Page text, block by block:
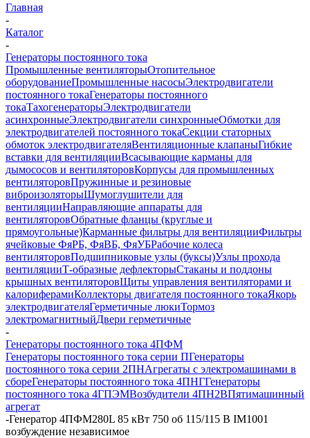
Главная
-
Каталог
-
Генераторы постоянного тока
Промышленные вентиляторыОтопительное
оборудованиеПромышленные насосыЭлектродвигатели
постоянного токаГенераторы постоянного
токаТахогенераторыЭлектродвигатели
асинхронныеЭлектродвигатели синхронныеОбмотки для
электродвигателей постоянного токаСекции статорных
обмоток электродвигателяВентиляционные клапаныГибкие
вставки для вентиляцииВсасывающие карманы для
дымососов и вентиляторовКорпусы для промышленных
вентиляторовПружинные и резиновые
виброизоляторыШумоглушители для
вентиляцииНаправляющие аппараты для
вентиляторовОбратные фланцы (круглые и
прямоугольные)Карманные фильтры для вентиляцииФильтры
ячейковые ФяРБ, ФяВБ, ФяУБРабочие колеса
вентиляторовПодшипниковые узлы (буксы)Узлы прохода
вентиляцииТ-образные дефлекторыСтаканы и поддоны
крышных вентиляторовЩиты управления вентиляторами и
калориферамиКоллекторы двигателя постоянного токаЯкорь
электродвигателяГерметичные люкиТормоз
электромагнитныйДвери герметичные
-
Генераторы постоянного тока 4ПФМ
Генераторы постоянного тока серии ПГенераторы
постоянного тока серии 2ПНАгрегаты с электромашинами в
сбореГенераторы постоянного тока 4ПНГГенераторы
постоянного тока 4ГПЭМВозбудители 4ПН2ВПятимашинный
агрегат
-Генератор 4ПФМ280L 85 кВт 750 об 115/115 В IM1001
возбуждение независимое